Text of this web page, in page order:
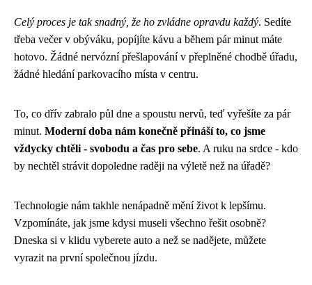
Celý proces je tak snadný, že ho zvládne opravdu každý. Sedíte
třeba večer v obýváku, popíjíte kávu a během pár minut máte
hotovo. Žádné nervózní přešlapování v přeplněné chodbě úřadu,
žádné hledání parkovacího místa v centru.
To, co dřív zabralo půl dne a spoustu nervů, teď vyřešíte za pár
minut. Moderní doba nám konečně přináší to, co jsme
vždycky chtěli - svobodu a čas pro sebe. A ruku na srdce - kdo
by nechtěl strávit dopoledne raději na výletě než na úřadě?
Technologie nám takhle nenápadně mění život k lepšímu.
Vzpomínáte, jak jsme kdysi museli všechno řešit osobně?
Dneska si v klidu vyberete auto a než se nadějete, můžete
vyrazit na první společnou jízdu.